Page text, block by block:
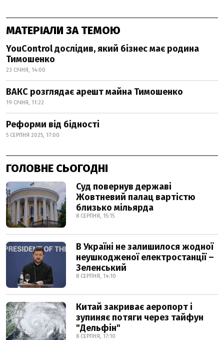
МАТЕРІАЛИ ЗА ТЕМОЮ
YouControl дослідив, який бізнес має родина
Тимошенко
23 СІЧНЯ, 14:00
ВАКС розглядає арешт майна Тимошенко
19 СІЧНЯ, 11:22
Реформи від бідності
5 СЕРПНЯ 2025, 17:00
ГОЛОВНЕ СЬОГОДНІ
Суд повернув державі
Жовтневий палац вартістю
близько мільярда
8 СЕРПНЯ, 15:15
В Україні не залишилося жодної
неушкодженої електростанції –
Зеленський
8 СЕРПНЯ, 14:10
Китай закриває аеропорт і
зупиняє потяги через тайфун
"Дельфін"
8 СЕРПНЯ, 17:10